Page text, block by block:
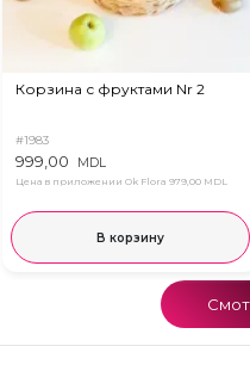
Корзина с фруктами Nr 2
#1983
999,00 MDL
Цена в приложении Ok Flora 979,00 MDL
В корзину